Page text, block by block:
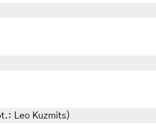
Leo Kuzmits)